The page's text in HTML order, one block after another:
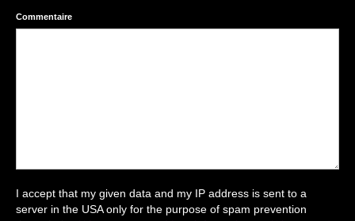
Commentaire
I accept that my given data and my IP address is sent to a
server in the USA only for the purpose of spam prevention